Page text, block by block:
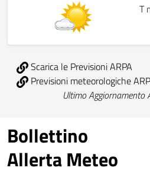
T
Scarica le Previsioni ARPA
Previsioni meteorologiche
Ultimo
Bollettino
Allerta Meteo